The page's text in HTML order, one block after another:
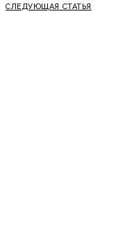
СЛЕДУЮЩАЯ СТАТЬЯ